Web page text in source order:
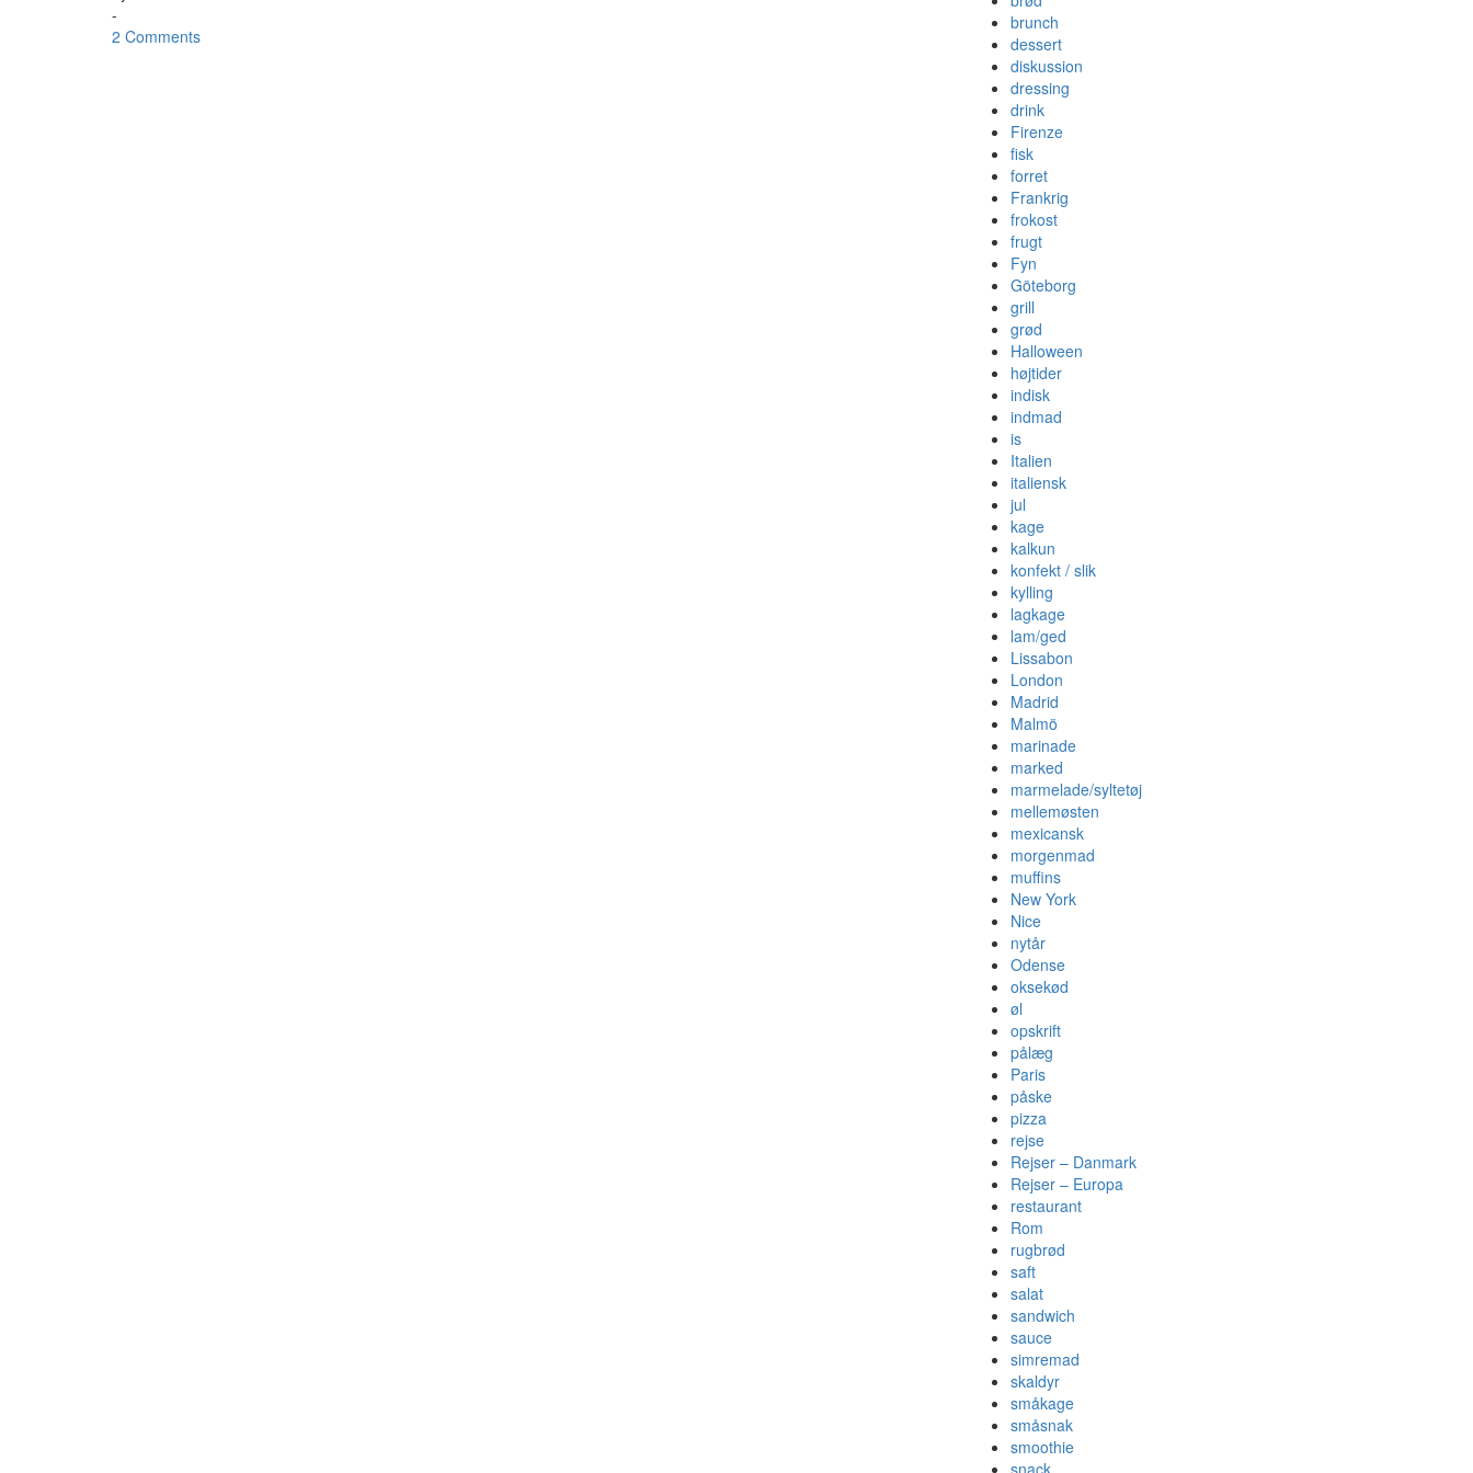
-
2 Comments
brunch
dessert
diskussion
dressing
drink
Firenze
fisk
forret
Frankrig
frokost
frugt
Fyn
Göteborg
grill
grød
Halloween
højtider
indisk
indmad
is
Italien
italiensk
jul
kage
kalkun
konfekt / slik
kylling
lagkage
lam/ged
Lissabon
London
Madrid
Malmö
marinade
marked
marmelade/syltetøj
mellemøsten
mexicansk
morgenmad
muffins
New York
Nice
nytår
Odense
oksekød
øl
opskrift
pålæg
Paris
påske
pizza
rejse
Rejser – Danmark
Rejser – Europa
restaurant
Rom
rugbrød
saft
salat
sandwich
sauce
simremad
skaldyr
småkage
småsnak
smoothie
snack